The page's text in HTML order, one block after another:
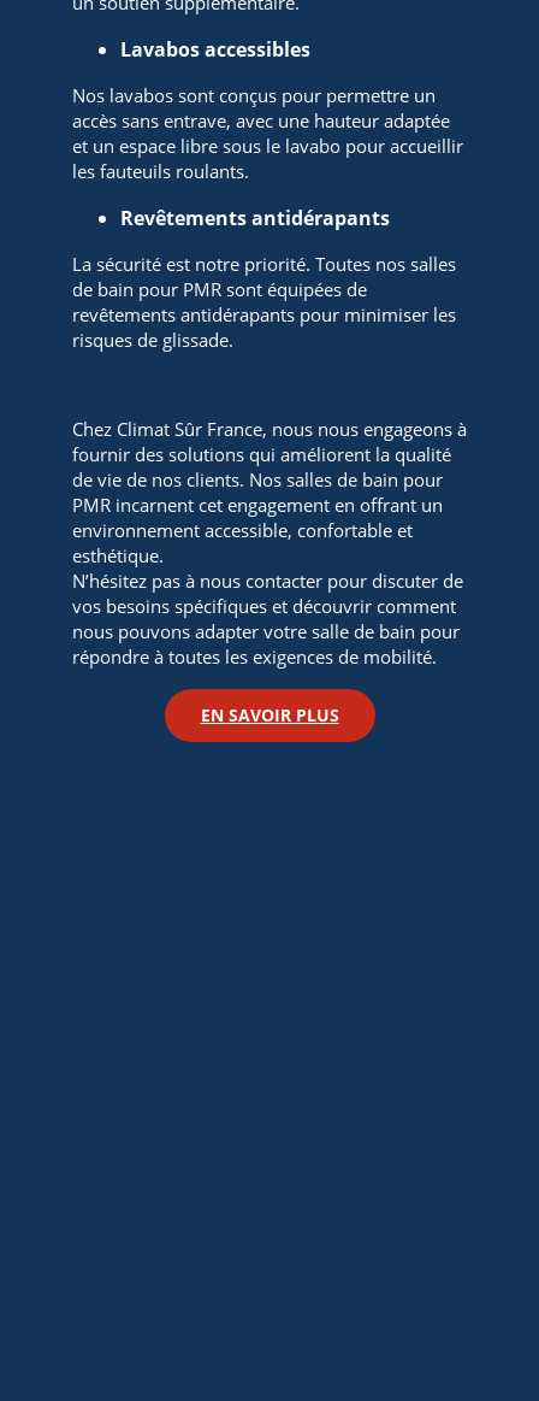
Lavabos accessibles
Nos lavabos sont conçus pour permettre un
accès sans entrave, avec une hauteur adaptée
et un espace libre sous le lavabo pour accueillir
les fauteuils roulants.
Revêtements antidérapants
La sécurité est notre priorité. Toutes nos salles
de bain pour PMR sont équipées de
revêtements antidérapants pour minimiser les
risques de glissade.
Chez Climat Sûr France, nous nous engageons à
fournir des solutions qui améliorent la qualité
de vie de nos clients. Nos salles de bain pour
PMR incarnent cet engagement en offrant un
environnement accessible, confortable et
esthétique.
N’hésitez pas à nous contacter pour discuter de
vos besoins spécifiques et découvrir comment
nous pouvons adapter votre salle de bain pour
répondre à toutes les exigences de mobilité.
EN SAVOIR PLUS